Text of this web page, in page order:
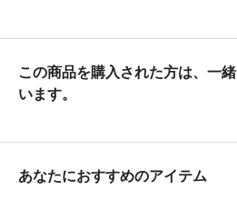
この商品を購入された方は、一
います。
あなたにおすすめのアイテム